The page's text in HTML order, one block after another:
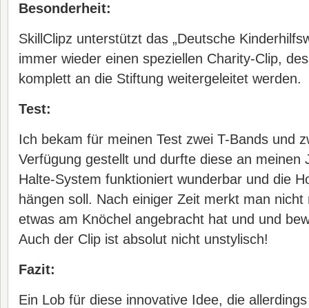
Besonderheit:
SkillClipz unterstützt das „Deutsche
immer wieder einen speziellen Charity-Clip,
komplett an die Stiftung weitergeleitet werden.
Test:
Ich bekam für meinen Test zwei T-Bands und
Verfügung gestellt und durfte diese an meinen
Halte-System funktioniert wunderbar und die
hängen soll. Nach einiger Zeit merkt man
etwas am Knöchel angebracht hat und und
Auch der Clip ist absolut nicht unstylisch!
Fazit:
Ein Lob für diese innovative Idee, die